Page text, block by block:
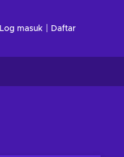
Log masuk Daftar